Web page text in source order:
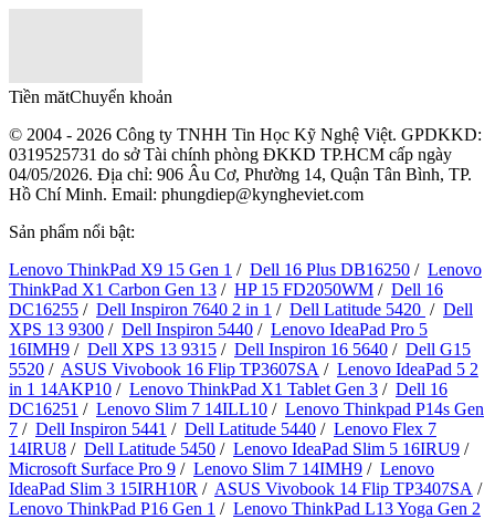
Tiền mătChuyển khoản
© 2004 - 2026 Công ty TNHH Tin Học Kỹ Nghệ Việt. GPDKKD:
0319525731 do sở Tài chính phòng ĐKKD TP.HCM cấp ngày
04/05/2026. Địa chỉ: 906 Âu Cơ, Phường 14, Quận Tân Bình, TP.
Hồ Chí Minh. Email: phungdiep@kyngheviet.com
Sản phẩm nổi bật:
Lenovo ThinkPad X9 15 Gen 1 / Dell 16 Plus DB16250 / Lenovo
ThinkPad X1 Carbon Gen 13 / HP 15 FD2050WM / Dell 16
DC16255 / Dell Inspiron 7640 2 in 1 / Dell Latitude 5420 / Dell
XPS 13 9300 / Dell Inspiron 5440 / Lenovo IdeaPad Pro 5
16IMH9 / Dell XPS 13 9315 / Dell Inspiron 16 5640 / Dell G15
5520 / ASUS Vivobook 16 Flip TP3607SA / Lenovo IdeaPad 5 2
in 1 14AKP10 / Lenovo ThinkPad X1 Tablet Gen 3 / Dell 16
DC16251 / Lenovo Slim 7 14ILL10 / Lenovo Thinkpad P14s Gen
7 / Dell Inspiron 5441 / Dell Latitude 5440 / Lenovo Flex 7
14IRU8 / Dell Latitude 5450 / Lenovo IdeaPad Slim 5 16IRU9 /
Microsoft Surface Pro 9 / Lenovo Slim 7 14IMH9 / Lenovo
IdeaPad Slim 3 15IRH10R / ASUS Vivobook 14 Flip TP3407SA /
Lenovo ThinkPad P16 Gen 1 / Lenovo ThinkPad L13 Yoga Gen 2